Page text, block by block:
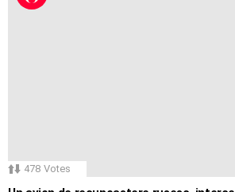
478 Votes